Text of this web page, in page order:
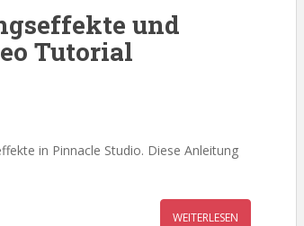
und
Tutorial
in Pinnacle Studio. Diese Anleitung
WEITERLESEN